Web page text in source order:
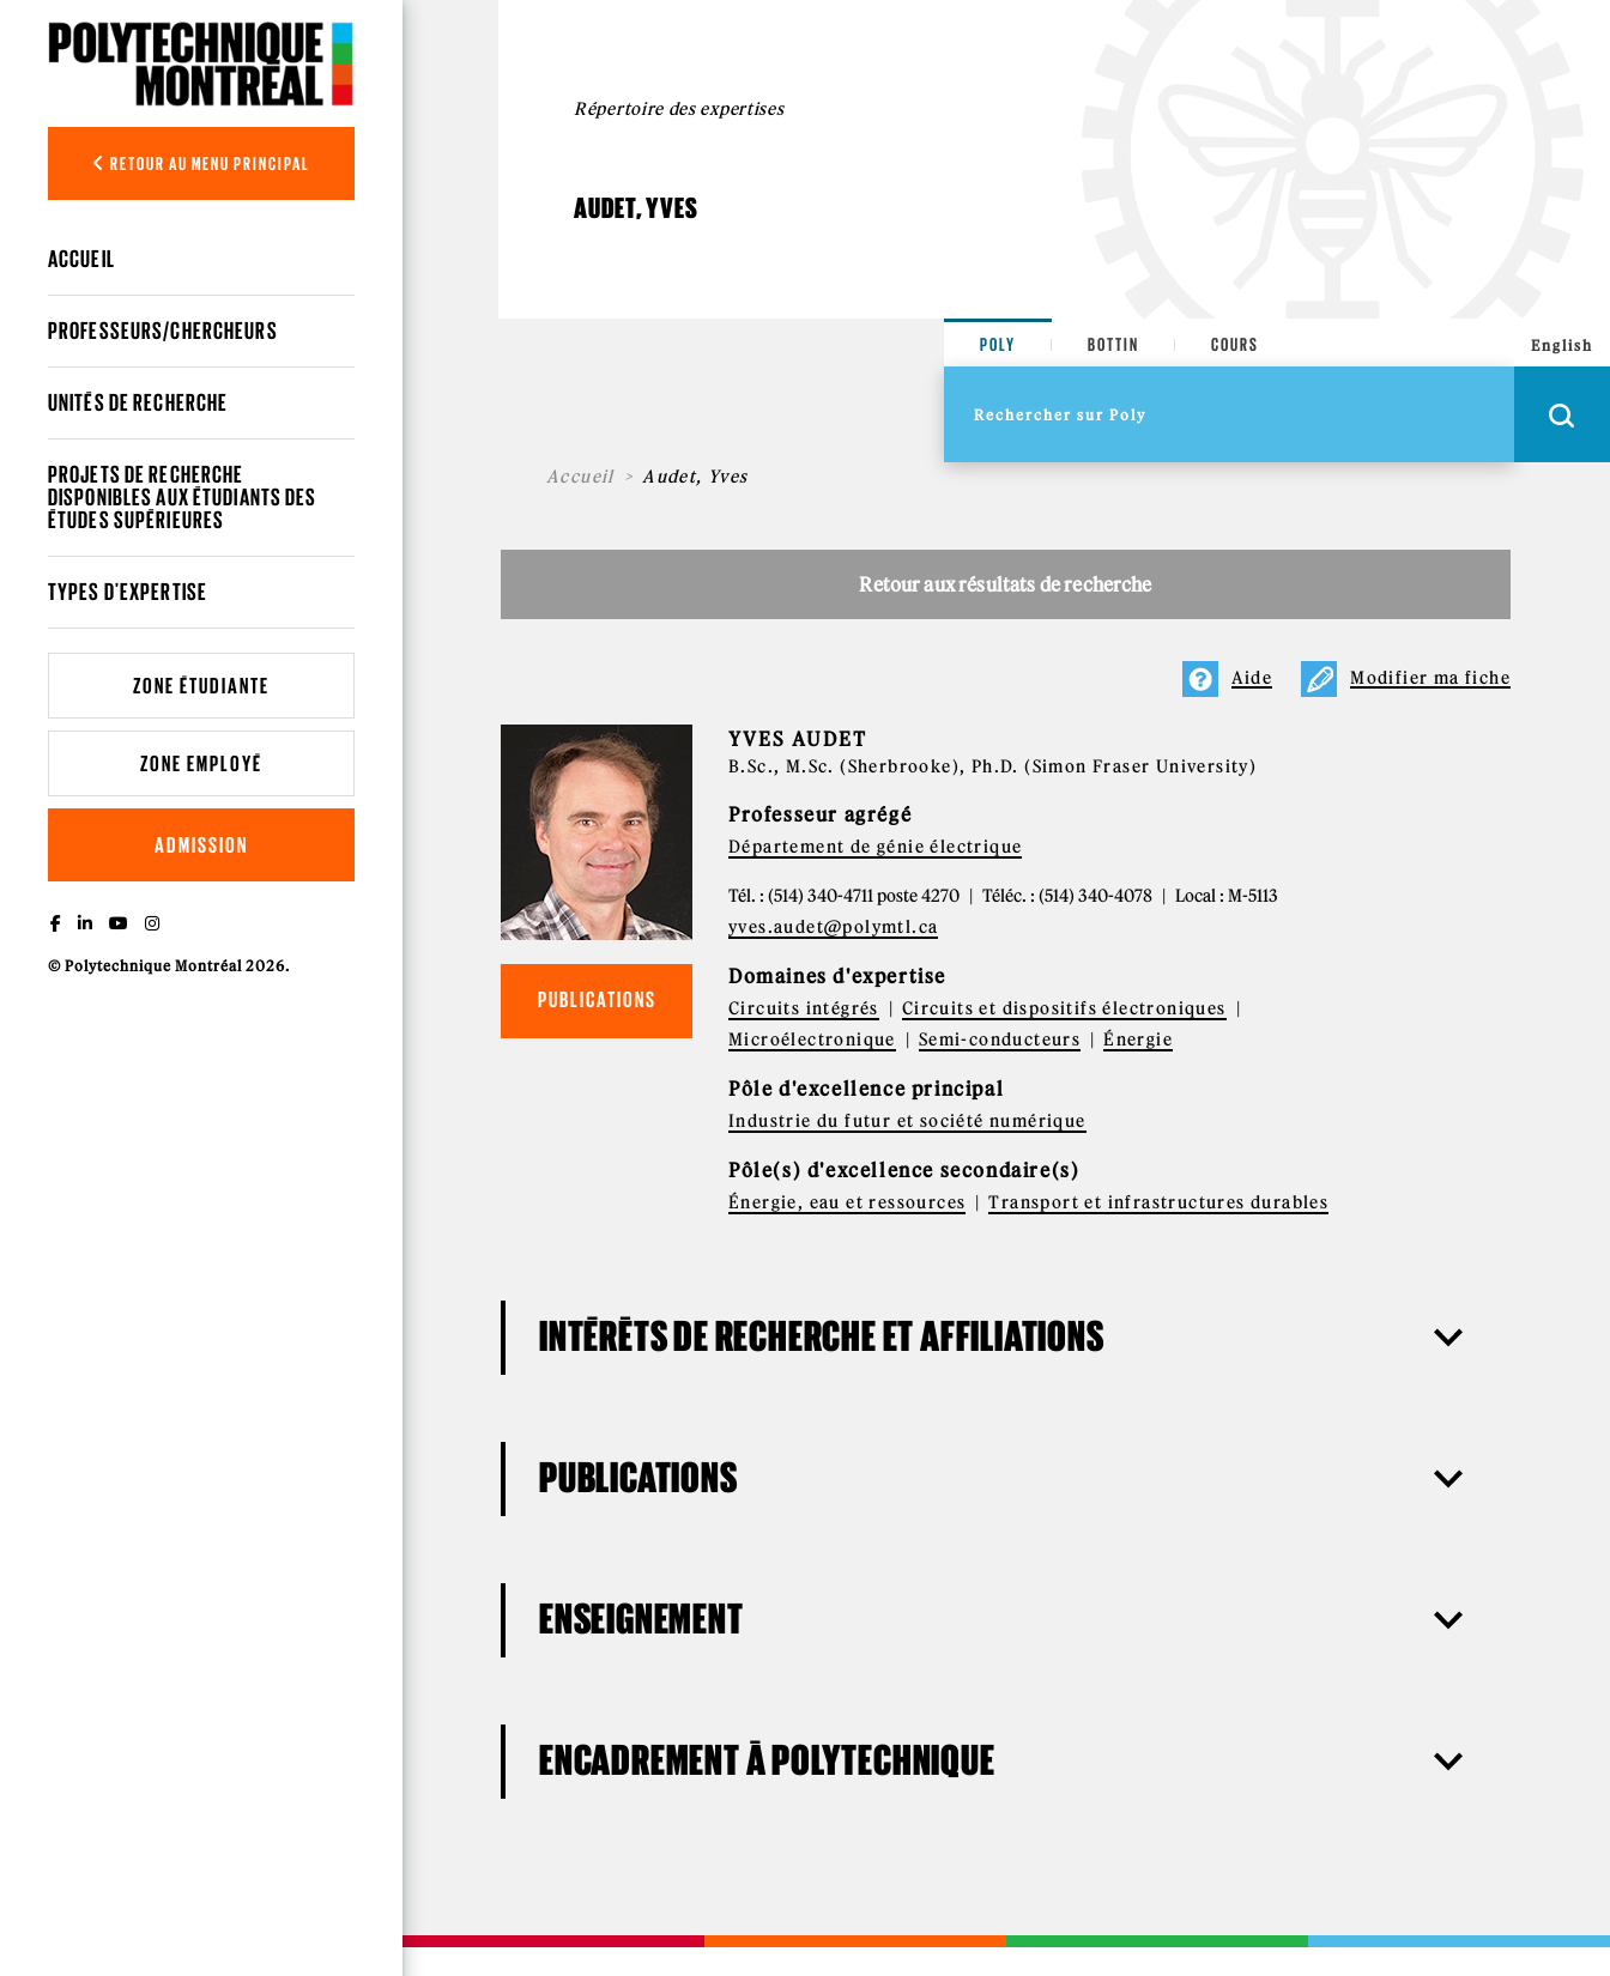
RETOUR AU MENU PRINCIPAL
ACCUEIL
PROFESSEURS/CHERCHEURS
UNITÉS DE RECHERCHE
PROJETS DE RECHERCHE
DISPONIBLES AUX ÉTUDIANTS DES
ÉTUDES SUPÉRIEURES
TYPES D'EXPERTISE
ZONE ÉTUDIANTE
ZONE EMPLOYÉ
ADMISSION
© Polytechnique Montréal 2026.
Répertoire des expertises
AUDET, YVES
POLY BOTTIN COURS English
Accueil Audet, Yves
Retour aux résultats de recherche
Modifier ma fiche
Aide
PUBLICATIONS
YVES AUDET
B.Sc., M.Sc. (Sherbrooke), Ph.D. (Simon Fraser University)
Professeur agrégé
Département de génie électrique
Tél. : (514) 340-4711 poste 4270 Téléc. : (514) 340-4078
Local : M-5113
yves.audet@polymtl.ca
Domaines d'expertise
Circuits intégrés
Circuits et dispositifs électroniques
Microélectronique
Semi-conducteurs Énergie
Pôle d'excellence principal
Industrie du futur et société numérique
Pôle(s) d'excellence secondaire(s)
Énergie, eau et ressources Transport et infrastructures durables
INTÉRÊTS DE RECHERCHE ET AFFILIATIONS
PUBLICATIONS
ENSEIGNEMENT
ENCADREMENT À POLYTECHNIQUE